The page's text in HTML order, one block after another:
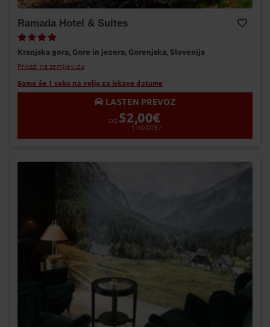
Ramada Hotel & Suites
Kranjska gora, Gore in jezera, Gorenjska, Slovenija
Prikaži na zemljevidu
Samo še 1 soba na voljo za iskane datume
LASTEN PREVOZ
OD 52,00€
1 NOČITEV